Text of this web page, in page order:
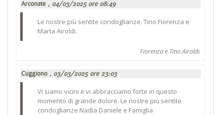
Arconate , 04/03/2025 ore 08:49
Le nostre più sentite condoglianze. Tino Fiorenza e
Marta Airoldi.
Fiorenza e Tino Airoldi.
Cuggiono , 03/03/2025 ore 23:03
Vi siamo vicini e vi abbracciamo forte in questo
momento di grande dolore. Le nostre più sentite
condoglianze Nadia Daniele e Famiglia